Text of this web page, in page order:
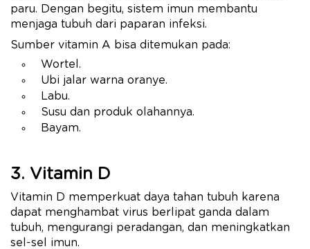
paru. Dengan begitu, sistem imun membantu
menjaga tubuh dari paparan infeksi.
Sumber vitamin A bisa ditemukan pada:
Wortel.
Ubi jalar warna oranye.
Labu.
Susu dan produk olahannya.
Bayam.
3. Vitamin D
Vitamin D memperkuat daya tahan tubuh karena
dapat menghambat virus berlipat ganda dalam
tubuh, mengurangi peradangan, dan meningkatkan
sel-sel imun.